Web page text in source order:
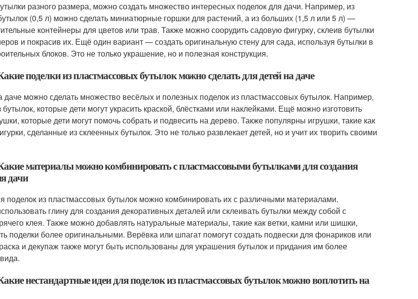
разного размера, можно создать множество интересных поделок для дачи. Например, из
(0,5 л) можно сделать миниатюрные горшки для растений, а из больших (1,5 л или 5 л) —
контейнеры для цветов или трав. Также можно соорудить садовую фигурку, склеив бутылки
и покрасив их. Ещё один вариант — создать оригинальную стену для сада, используя бутылки в
блоков. Это не только украшение, но и полезная конструкция.
поделки из пластмассовых бутылок можно сделать для детей на даче
даче можно сделать множество весёлых и полезных поделок из пластмассовых бутылок. Например,
которые дети могут украсить краской, блёстками или наклейками. Ещё можно изготовить
которые дети могут помочь собрать и подвесить на дерево. Также популярны игрушки, такие как
сделанные из склеенных бутылок. Это не только развлекает детей, но и учит их творить своими
материалы можно комбинировать с пластмассовыми бутылками для создания
дачи
поделок из пластмассовых бутылок можно комбинировать их с различными материалами.
глину для создания декоративных деталей или склеивать бутылки между собой с
клея. Также можно добавлять натуральные материалы, такие как ветки, камни или шишки,
поделки более оригинальными. Верёвка или шпагат помогут создать подвески для фонариков или
и декупаж также могут быть использованы для украшения бутылок и придания им более
нестандартные идеи для поделок из пластмассовых бутылок можно воплотить на